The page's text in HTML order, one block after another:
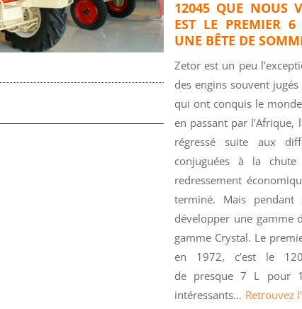
12045 QUE NOUS
EST LE PREMIER 6
UNE BÊTE DE
Zetor est un peu
des engins souvent
qui ont conquis le
en passant par l’Afrique,
régressé suite aux
conjuguées à la
redressement
terminé. Mais
développer une gamme
gamme Crystal. Le
en 1972, c’est le
de presque 7 L pour
intéressants… Retrouvez